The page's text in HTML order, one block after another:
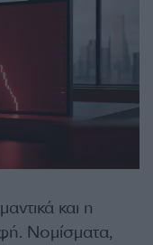
και η
Νομίσματα,